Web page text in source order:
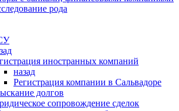
рода
иностранных компаний
назад
Регистрация компании в Сальвадоре
долгов
сопровождение сделок